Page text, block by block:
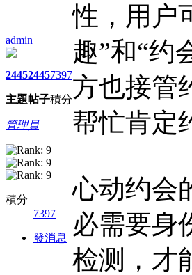
admin
2445
主題
2445
帖子
7397
積分
管理員
積分
7397
發消息
性，用户
趣”和“约
方也接管
帮忙肯定
心动约会
必需要身
检测，才